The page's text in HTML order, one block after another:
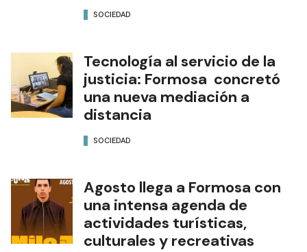
SOCIEDAD
Tecnología al servicio de la
justicia: Formosa concretó
una nueva mediación a
distancia
SOCIEDAD
Agosto llega a Formosa con
una intensa agenda de
actividades turísticas,
culturales y recreativas